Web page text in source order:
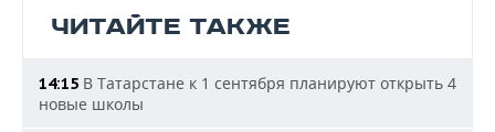
ЧИТАЙТЕ ТАКЖЕ
14:15 В Татарстане к 1 сентября планируют открыть 4
новые школы